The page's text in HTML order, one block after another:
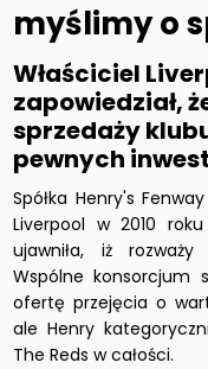
myślimy o
Właściciel
zapowiedział,
sprzedaży
pewnych
Spółka Henry's
Liverpool w 2010
ujawniła, iż rozważy
Wspólne konsorcjum
ofertę przejęcia o
ale Henry
The Reds w całości.